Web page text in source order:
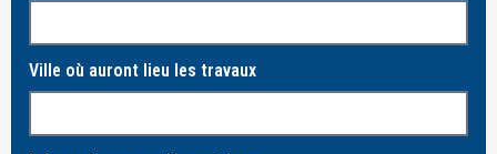
Ville où auront lieu les travaux